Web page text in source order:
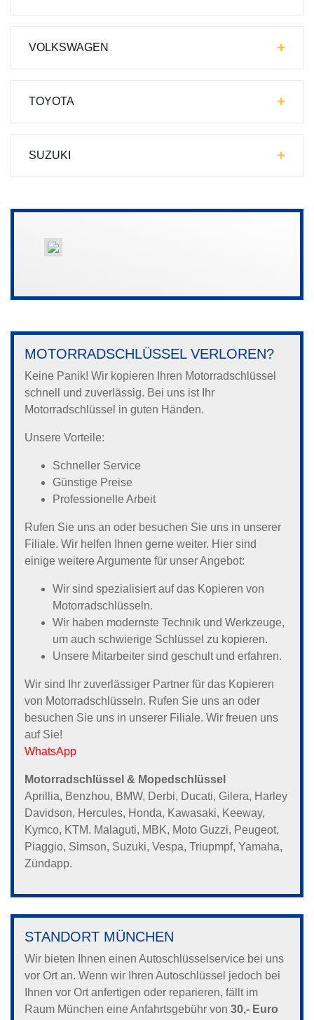
VOLKSWAGEN
TOYOTA
SUZUKI
MOTORRADSCHLÜSSEL VERLOREN?
Keine Panik! Wir kopieren Ihren Motorradschlüssel
schnell und zuverlässig. Bei uns ist Ihr
Motorradschlüssel in guten Händen.
Unsere Vorteile:
Schneller Service
Günstige Preise
Professionelle Arbeit
Rufen Sie uns an oder besuchen Sie uns in unserer
Filiale. Wir helfen Ihnen gerne weiter. Hier sind
einige weitere Argumente für unser Angebot:
Wir sind spezialisiert auf das Kopieren von
Motorradschlüsseln.
Wir haben modernste Technik und Werkzeuge,
um auch schwierige Schlüssel zu kopieren.
Unsere Mitarbeiter sind geschult und erfahren.
Wir sind Ihr zuverlässiger Partner für das Kopieren
von Motorradschlüsseln. Rufen Sie uns an oder
besuchen Sie uns in unserer Filiale. Wir freuen uns
auf Sie!
WhatsApp
Motorradschlüssel & Mopedschlüssel
Aprillia, Benzhou, BMW, Derbi, Ducati, Gilera, Harley
Davidson, Hercules, Honda, Kawasaki, Keeway,
Kymco, KTM. Malaguti, MBK, Moto Guzzi, Peugeot,
Piaggio, Simson, Suzuki, Vespa, Triupmpf, Yamaha,
Zündapp.
STANDORT MÜNCHEN
Wir bieten Ihnen einen Autoschlüsselservice bei uns
vor Ort an. Wenn wir Ihren Autoschlüssel jedoch bei
Ihnen vor Ort anfertigen oder reparieren, fällt im
Raum München eine Anfahrtsgebühr von 30,- Euro